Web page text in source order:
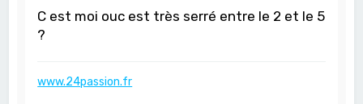
C est moi ouc est très serré entre le 2 et le 5
?
www.24passion.fr